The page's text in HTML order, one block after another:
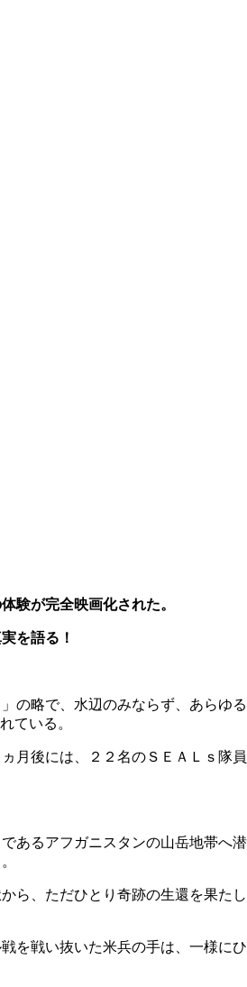
験が完全映画化された。
を語る！
の略で、水辺のみならず、あらゆる
ている。
月後には、２２名のＳＥＡＬｓ隊員
あるアフガニスタンの山岳地帯へ潜
ら、ただひとり奇跡の生還を果たし
を戦い抜いた米兵の手は、一様にひ